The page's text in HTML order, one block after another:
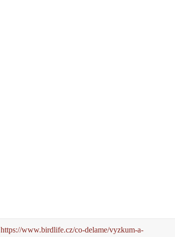
https://www.birdlife.cz/co-delame/vyzkum-a-